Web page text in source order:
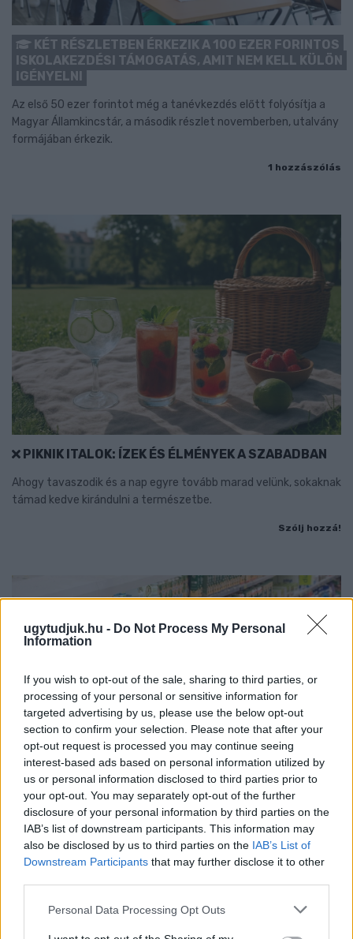
ugytudjuk.hu - Do Not Process My Personal
Information
If you wish to opt-out of the sale, sharing to third parties, or
processing of your personal or sensitive information for
targeted advertising by us, please use the below opt-out
section to confirm your selection. Please note that after your
opt-out request is processed you may continue seeing
interest-based ads based on personal information utilized by
us or personal information disclosed to third parties prior to
your opt-out. You may separately opt-out of the further
disclosure of your personal information by third parties on the
IAB’s list of downstream participants. This information may
also be disclosed by us to third parties on the IAB’s List of
Downstream Participants that may further disclose it to other
Please note that this website/app uses one or more Google
Personal Data Processing Opt Outs
KÉT RÉSZLETBEN ÉRKEZIK A 100 EZER FORINTOS
ISKOLAKEZDÉSI TÁMOGATÁS, AMIT NEM KELL KÜLÖN
IGÉNYELNI
Az első 50 ezer forintot még a tanévkezdés előtt folyósítja a
Magyar Államkincstár, a második részlet novemberben, utalvány
formájában érkezik.
1 hozzászólás
PIKNIK ITALOK: ÍZEK ÉS ÉLMÉNYEK A SZABADBAN
Ahogy tavaszodik és a nap egyre tovább marad velünk, sokaknak
támad kedve kirándulni a természetbe.
Szólj hozzá!
ÖRÖMHÍR: TÍZ ÉVE NEM VOLT ILYEN ALACSONY AZ
INFLÁCIÓ MAGYARORSZÁGON
Júliusban mindössze 1,2 százalékkal emelkedtek éves
összevetésben a fogyasztói árak, miközben az élelmiszerek ára
már csökkent.
Szólj hozzá!